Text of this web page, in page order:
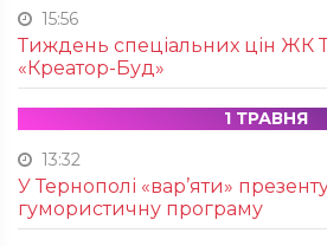
15:56
Тиждень спеціальних цін ЖК
«Креатор-Буд»
1 ТРАВНЯ
13:32
У Тернополі «вар’яти»
гумористичну програму